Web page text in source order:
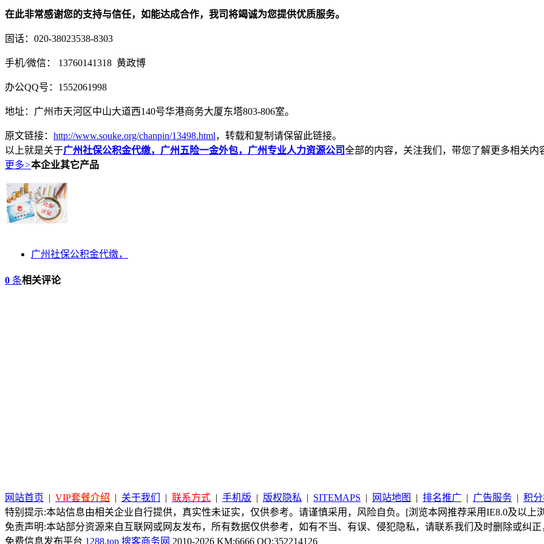
在此非常感谢您的支持与信任，如能达成合作，我司将竭诚为您提供优质服务。
固话：020-38023538-8303
手机/微信： 13760141318 黄政博
办公QQ号：1552061998
地址：广州市天河区中山大道西140号华港商务大厦东塔803-806室。
原文链接： http://www.souke.org/chanpin/13498.html，转载和复制请保留此链接。
以上就是关于广州社保公积金代缴，广州五险一金外包，广州专业人力资源公司全部的内容，关注我们，带您了解更多相关内
更多>本企业其它产品
广州社保公积金代缴，
0 条相关评论
网站首页 | VIP套餐介绍 | 关于我们 | 联系方式 | 手机版 | 版权隐私 | SITEMAPS | 网站地图 | 排名推广 | 广告服务 | 积
特别提示:本站信息由相关企业自行提供，真实性未证实，仅供参考。请谨慎采用，风险自负。[浏览本网推荐采用IE8.0及以上
免责声明:本站部分资源来自互联网或网友发布，所有数据仅供参考，如有不当、有误、侵犯隐私，请联系我们及时删除或纠
免费信息发布平台 1288.top 搜客商务网 2010-2026 KM:6666 QQ:352214126